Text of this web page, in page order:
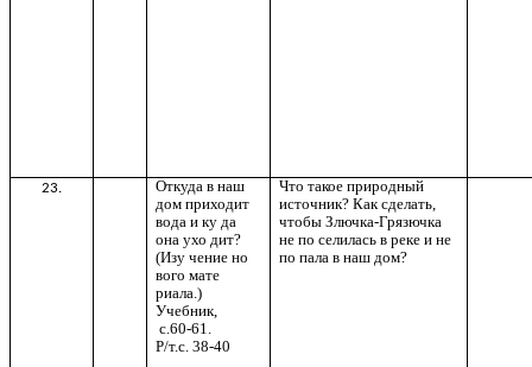
23.
Откуда в наш
дом приходит
вода и ку да
она ухо дит?
(Изу чение но
вого мате
риала.)
Учебник,
с.60-61.
Р/т.с. 38-40
Что такое природный
источник? Как сделать,
чтобы Злючка-Грязючка
не по селилась в реке и не
по пала в наш дом?